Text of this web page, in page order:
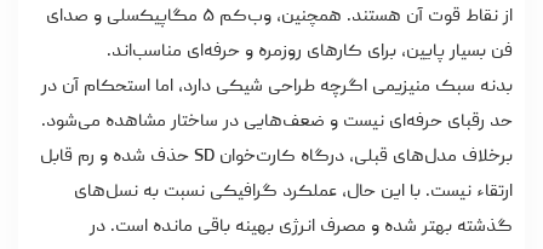
از نقاط قوت آن هستند. همچنین، وب‌کم ۵ مگاپیکسلی و صدای
فن بسیار پایین، برای کارهای روزمره و حرفه‌ای مناسب‌اند.
بدنه سبک منیزیمی اگرچه طراحی شیکی دارد، اما استحکام آن در
حد رقبای حرفه‌ای نیست و ضعف‌هایی در ساختار مشاهده می‌شود.
برخلاف مدل‌های قبلی، درگاه کارت‌خوان SD حذف شده و رم قابل
ارتقاء نیست. با این حال، عملکرد گرافیکی نسبت به نسل‌های
گذشته بهتر شده و مصرف انرژی بهینه باقی مانده است. در